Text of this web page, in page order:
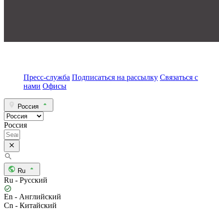
Пресс-служба Подписаться на рассылку Связаться с
нами Офисы
Россия
Россия
Ru
Ru - Русский
En - Английский
Cn - Китайский